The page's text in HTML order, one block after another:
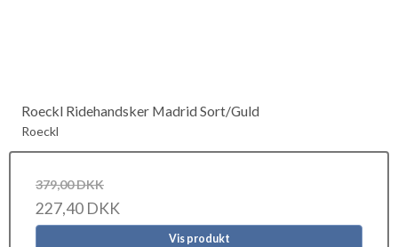
Roeckl Ridehandsker Madrid Sort/Guld
Roeckl
379,00 DKK
227,40 DKK
Vis produkt